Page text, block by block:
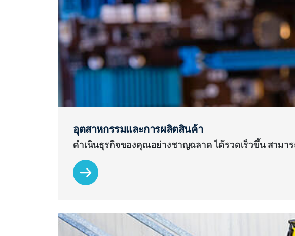
อุตสาหกรรมและการผลิตสินค้า
ดำเนินธุรกิจของคุณอย่างชาญฉลาด ได้รวดเร็วขึ้น สามา